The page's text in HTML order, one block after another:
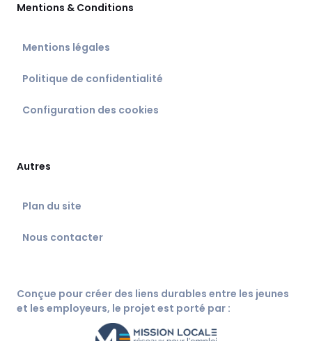
Mentions & Conditions
Mentions légales
Politique de confidentialité
Configuration des cookies
Autres
Plan du site
Nous contacter
Conçue pour créer des liens durables entre les jeunes
et les employeurs, le projet est porté par :